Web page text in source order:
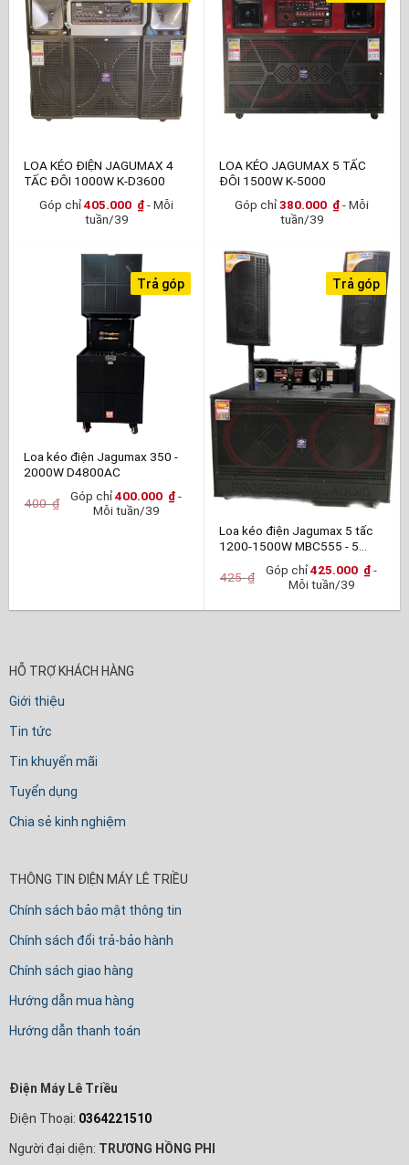
LOA KÉO ĐIỆN JAGUMAX 4
TẤC ĐÔI 1000W K-D3600
Góp chỉ405.000 ₫ - Mỗi
tuần/39
LOA KÉO JAGUMAX 5 TẤC
ĐÔI 1500W K-5000
Góp chỉ380.000 ₫ - Mỗi
tuần/39
Trả góp
Loa kéo điện Jagumax 350 -
2000W D4800AC
400₫ Góp chỉ400.000 ₫ -
Mỗi tuần/39
Trả góp
Loa kéo điện Jagumax 5 tấc
1200-1500W MBC555 - 5
425₫ Góp chỉ425.000 ₫ -
Mỗi tuần/39
HỖ TRỢ KHÁCH HÀNG
Giới thiệu
Tin tức
Tin khuyến mãi
Tuyển dụng
Chia sẻ kinh nghiệm
THÔNG TIN ĐIỆN MÁY LÊ TRIỀU
Chính sách bảo mật thông tin
Chính sách đổi trả-bảo hành
Chính sách giao hàng
Hướng dẫn mua hàng
Hướng dẫn thanh toán
Điện Máy Lê Triều
Điện Thoại: 0364221510
Người đại diện: TRƯƠNG HỒNG PHI